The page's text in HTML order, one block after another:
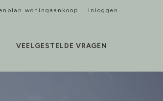
woningaankoop Inloggen
VEELGESTELDE VRAGEN